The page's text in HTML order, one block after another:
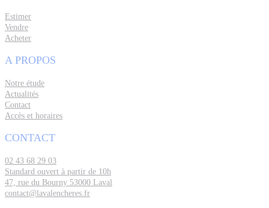
Estimer
Vendre
Acheter
A PROPOS
Notre étude
Actualités
Contact
Accès et horaires
CONTACT
02 43 68 29 03
Standard ouvert à partir de 10h
47, rue du Bourny 53000 Laval
contact@lavalencheres.fr